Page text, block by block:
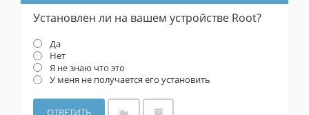
Установлен ли на вашем устройстве Root?
Да
Нет
Я не знаю что это
У меня не получается его установить